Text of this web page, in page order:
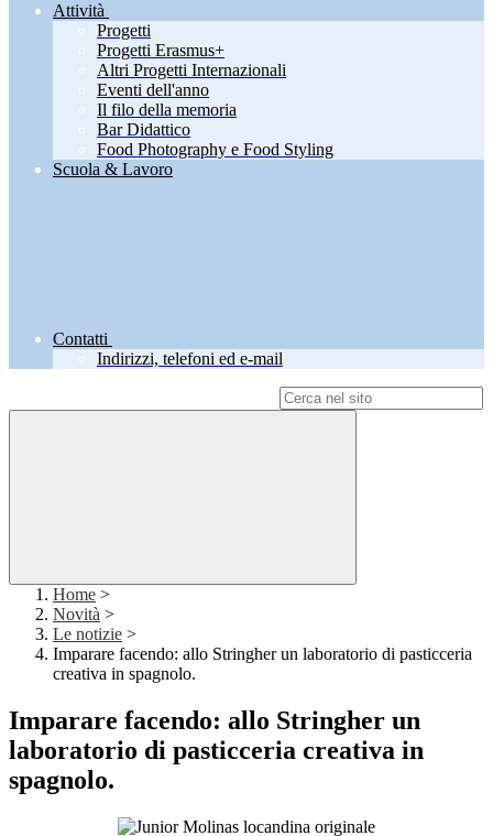
Attività
Progetti
Progetti Erasmus+
Altri Progetti Internazionali
Eventi dell'anno
Il filo della memoria
Bar Didattico
Food Photography e Food Styling
Scuola & Lavoro
Contatti
Indirizzi, telefoni ed e-mail
Home >
Novità >
Le notizie >
Imparare facendo: allo Stringher un laboratorio di pasticceria
creativa in spagnolo.
Imparare facendo: allo Stringher un
laboratorio di pasticceria creativa in
spagnolo.